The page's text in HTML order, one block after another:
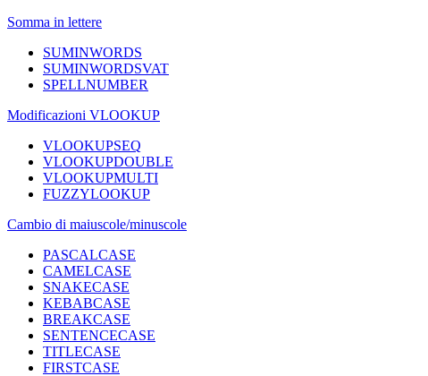
Somma in lettere
SUMINWORDS
SUMINWORDSVAT
SPELLNUMBER
Modificazioni VLOOKUP
VLOOKUPSEQ
VLOOKUPDOUBLE
VLOOKUPMULTI
FUZZYLOOKUP
Cambio di maiuscole/minuscole
PASCALCASE
CAMELCASE
SNAKECASE
KEBABCASE
BREAKCASE
SENTENCECASE
TITLECASE
FIRSTCASE